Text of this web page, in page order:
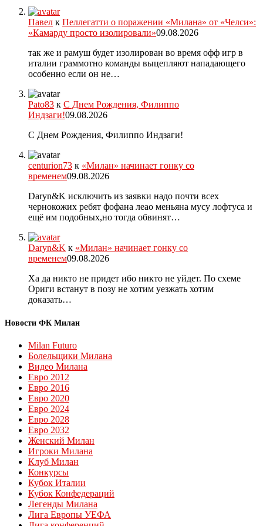
Павел к Пеллегатти о поражении «Милана» от «Челси»:
«Камарду просто изолировали»09.08.2026
так же и рамуш будет изолирован во время офф игр в
италии граммотно команды выцепляют нападающего
особенно если он не…
Pato83 к С Днем Рождения, Филиппо
Индзаги!09.08.2026
С Днем Рождения, Филиппо Индзаги!
centurion73 к «Милан» начинает гонку со
временем09.08.2026
Daryn&K исключить из заявки надо почти всех
чернокожих ребят фофана леао меньяна мусу лофтуса и
ещё им подобных,но тогда обвинят…
Daryn&K к «Милан» начинает гонку со
временем09.08.2026
Ха да никто не придет ибо никто не уйдет. По схеме
Ориги встанут в позу не хотим уезжать хотим
доказать…
Новости ФК Милан
Milan Futuro
Болельщики Милана
Видео Милана
Евро 2012
Евро 2016
Евро 2020
Евро 2024
Евро 2028
Евро 2032
Женский Милан
Игроки Милана
Клуб Милан
Конкурсы
Кубок Италии
Кубок Конфедераций
Легенды Милана
Лига Европы УЕФА